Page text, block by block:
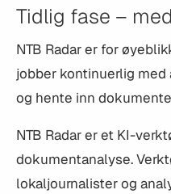
Tidlig fase –
NTB Radar er for
jobber kontinuerlig
og hente inn
NTB Radar er et KI-
dokumentanalyse.
lokaljournalister og